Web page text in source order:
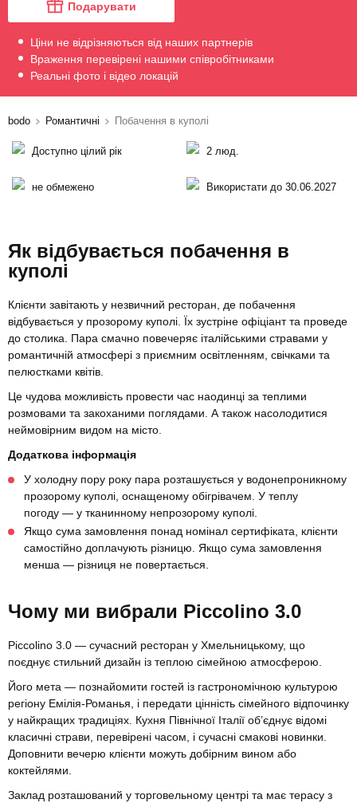
Подарувати
Ціни не відрізняються від наших партнерів
Враження перевірені нашими співробітниками
Реальні фото і відео локацій
bodo Романтичні Побачення в куполі
Доступно цілий рік 2 люд.
не обмежено Використати до 30.06.2027
Як відбувається побачення в
куполі
Клієнти завітають у незвичний ресторан, де побачення
відбувається у прозорому куполі. Їх зустріне офіціант та проведе
до столика. Пара смачно повечеряє італійськими стравами у
романтичній атмосфері з приємним освітленням, свічками та
пелюстками квітів.
Це чудова можливість провести час наодинці за теплими
розмовами та закоханими поглядами. А також насолодитися
неймовірним видом на місто.
Додаткова інформація
У холодну пору року пара розташується у водонепроникному
прозорому куполі, оснащеному обігрівачем. У теплу
погоду — у тканинному непрозорому куполі.
Якщо сума замовлення понад номінал сертифіката, клієнти
самостійно доплачують різницю. Якщо сума замовлення
менша — різниця не повертається.
Чому ми вибрали Piccolino 3.0
Piccolino 3.0 — сучасний ресторан у Хмельницькому, що
поєднує стильний дизайн із теплою сімейною атмосферою.
Його мета — познайомити гостей із гастрономічною культурою
регіону Емілія-Романья, і передати цінність сімейного відпочинку
у найкращих традиціях. Кухня Північної Італії об’єднує відомі
класичні страви, перевірені часом, і сучасні смакові новинки.
Доповнити вечерю клієнти можуть добірним вином або
коктейлями.
Заклад розташований у торговельному центрі та має терасу з